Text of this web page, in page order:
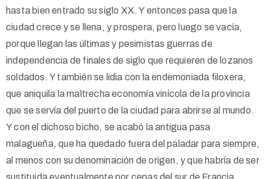
hasta bien entrado su siglo XX. Y entonces pasa que la
ciudad crece y se llena, y prospera, pero luego se vacía,
porque llegan las últimas y pesimistas guerras de
independencia de finales de siglo que requieren de lozanos
soldados. Y también se lidia con la endemoniada filoxera,
que aniquila la maltrecha economía vinícola de la provincia
que se servía del puerto de la ciudad para abrirse al mundo.
Y con el dichoso bicho, se acabó la antigua pasa
malagueña, que ha quedado fuera del paladar para siempre,
al menos con su denominación de origen, y que habría de ser